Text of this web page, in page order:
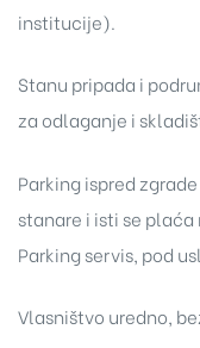
institucije).
Stanu pripada i
za odlaganje i
Parking ispred
stanare i isti se plaća
Parking servis, pod
Vlasništvo uredno,